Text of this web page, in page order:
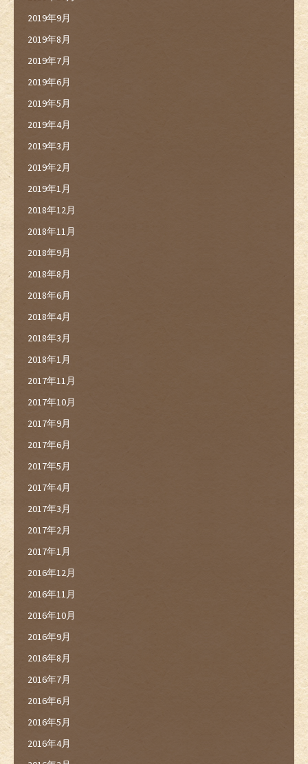
2019年9月
2019年8月
2019年7月
2019年6月
2019年5月
2019年4月
2019年3月
2019年2月
2019年1月
2018年12月
2018年11月
2018年9月
2018年8月
2018年6月
2018年4月
2018年3月
2018年1月
2017年11月
2017年10月
2017年9月
2017年6月
2017年5月
2017年4月
2017年3月
2017年2月
2017年1月
2016年12月
2016年11月
2016年10月
2016年9月
2016年8月
2016年7月
2016年6月
2016年5月
2016年4月